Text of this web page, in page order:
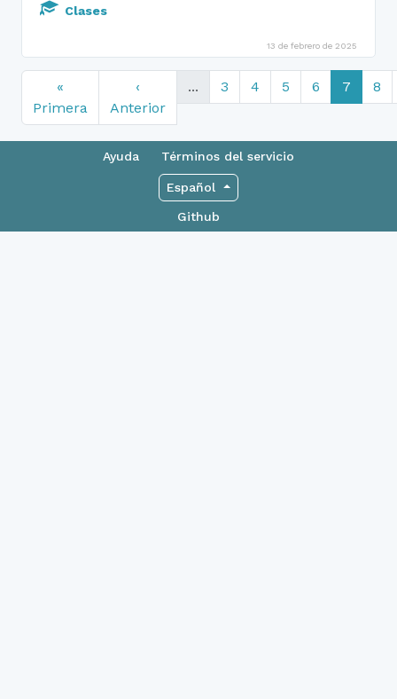
Clases
13 de febrero de 2025
«
Primera
‹
Anterior
... 3 4 5 6 7 8
Ayuda Términos del servicio
Español
Github